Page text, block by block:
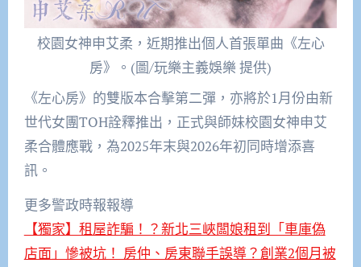
校園女神申艾柔，近期推出個人首張單曲《左心
房》。(圖/玩樂主義娛樂 提供)
《左心房》的雙版本合擊第二彈，亦將於1月份由新
世代女團TOH詮釋推出，正式與師妹校園女神申艾
柔合體應戰，為2025年末與2026年初同時增添喜
訊。
更多警政時報報導
【獨家】租屋詐騙！？新北三峽闆娘租到「車庫偽
店面」慘被坑！ 房仲、房東聯手誤導？創業2個月被